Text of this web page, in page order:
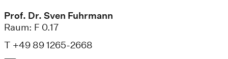
Prof. Dr. Sven Fuhrmann
Raum: F 0.17
T +49 89 1265-2668